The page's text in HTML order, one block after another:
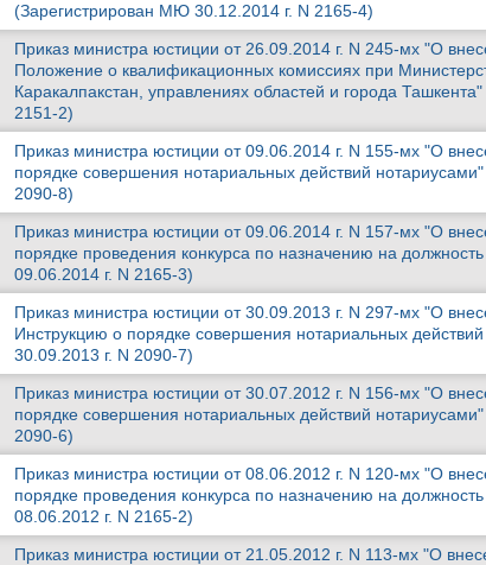
(Зарегистрирован МЮ 30.12.2014 г. N 2165-4)
Приказ министра юстиции от 26.09.2014 г. N 245-мх "О
Положение о квалификационных комиссиях при
Каракалпакстан, управлениях областей и города
2151-2)
Приказ министра юстиции от 09.06.2014 г. N 155-мх "О
порядке совершения нотариальных действий
2090-8)
Приказ министра юстиции от 09.06.2014 г. N 157-мх "О
порядке проведения конкурса по назначению на
09.06.2014 г. N 2165-3)
Приказ министра юстиции от 30.09.2013 г. N 297-мх "О
Инструкцию о порядке совершения нотариальных
30.09.2013 г. N 2090-7)
Приказ министра юстиции от 30.07.2012 г. N 156-мх "О
порядке совершения нотариальных действий
2090-6)
Приказ министра юстиции от 08.06.2012 г. N 120-мх "О
порядке проведения конкурса по назначению на
08.06.2012 г. N 2165-2)
Приказ министра юстиции от 21.05.2012 г. N 113-мх "О